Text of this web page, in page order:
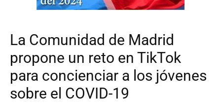
La Comunidad de Madrid
propone un reto en TikTok
para concienciar a los jóvenes
sobre el COVID-19